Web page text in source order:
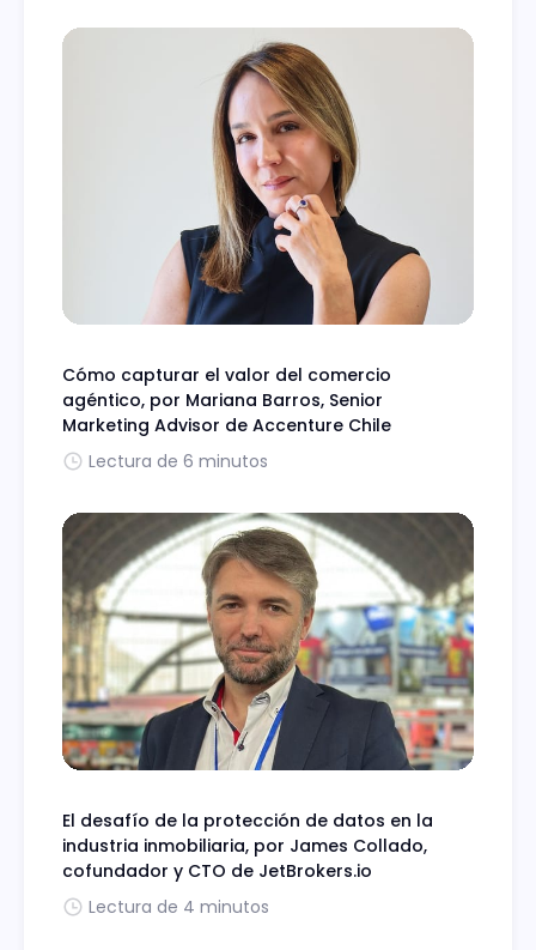
Cómo capturar el valor del comercio
agéntico, por Mariana Barros, Senior
Marketing Advisor de Accenture Chile
Lectura de 6 minutos
El desafío de la protección de datos en la
industria inmobiliaria, por James Collado,
cofundador y CTO de JetBrokers.io
Lectura de 4 minutos